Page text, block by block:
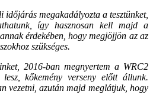
megakadályozta a tesztünket,
így hasznosan kell majd a
érdekében, hogy megjöjjön az az
szükséges.
2016-ban megnyertem a WRC2
kőkemény verseny előtt állunk.
vezetni, azután majd meglátjuk, hogy